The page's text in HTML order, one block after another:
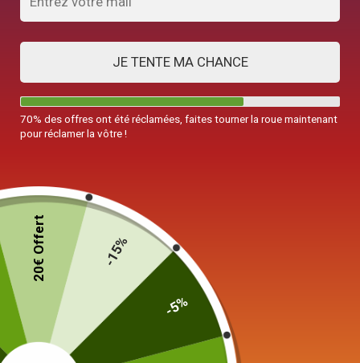
Théière égoïste en Porcelaine 400ml
JE TENTE MA CHANCE
70% des offres ont été réclamées, faites tourner la roue maintenant
pour réclamer la vôtre !
20€ Offert -15%
-5%